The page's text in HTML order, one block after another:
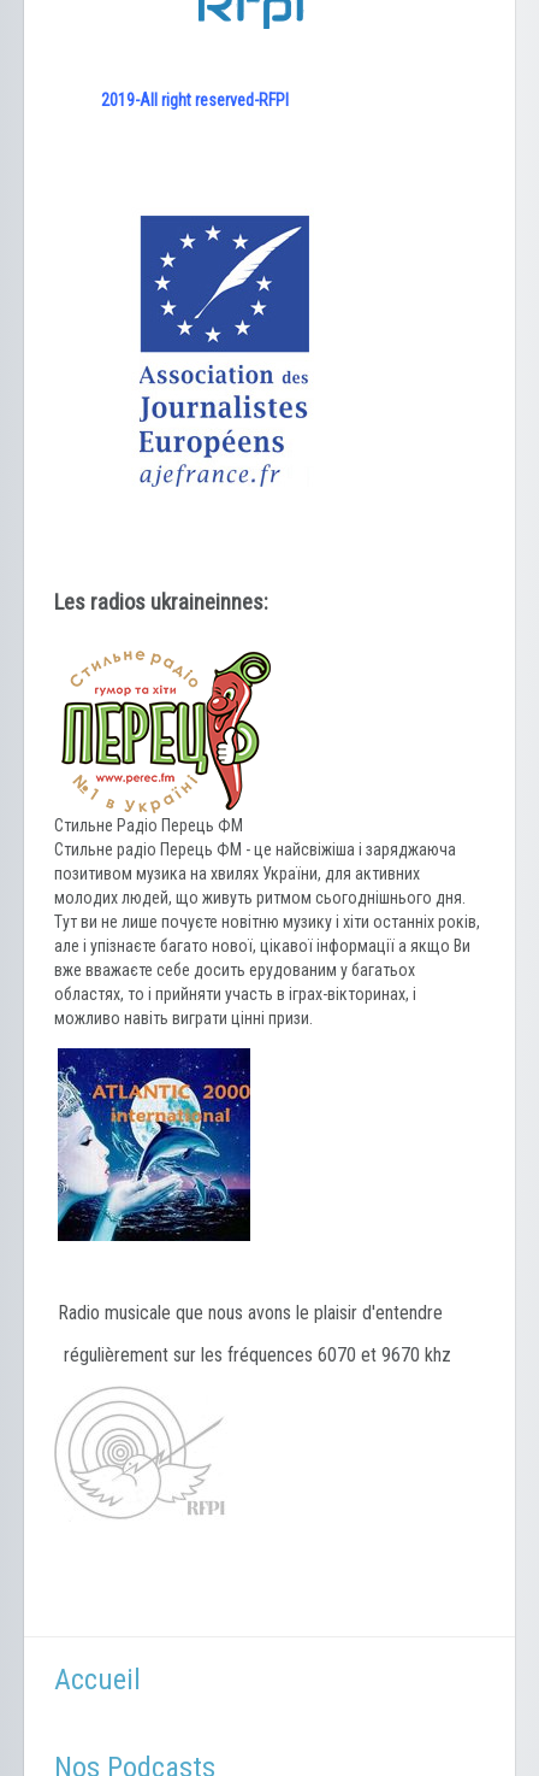
2019-All right reserved-RFPI
Les radios ukraineinnes:
Стильне Радіо Перець ФМ
Стильне радіо Перець ФМ - це найсвіжіша і заряджаюча
позитивом музика на хвилях України, для активних
молодих людей, що живуть ритмом сьогоднішнього дня.
Тут ви не лише почуєте новітню музику і хіти останніх років,
але і упізнаєте багато нової, цікавої інформації а якщо Ви
вже вважаєте себе досить ерудованим у багатьох
областях, то і прийняти участь в іграх-вікторинах, і
можливо навіть виграти цінні призи.
Radio musicale que nous avons le plaisir d'entendre
régulièrement sur les fréquences 6070 et 9670 khz
Accueil
Nos Podcasts